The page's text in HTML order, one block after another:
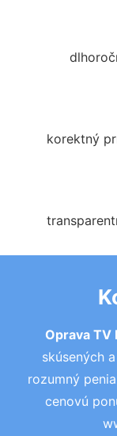
korektný
Oprava TV
skúsených
rozumný
cenovú